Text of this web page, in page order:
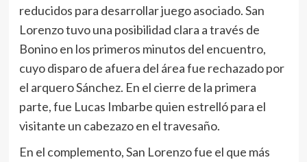
reducidos para desarrollar juego asociado. San
Lorenzo tuvo una posibilidad clara a través de
Bonino en los primeros minutos del encuentro,
cuyo disparo de afuera del área fue rechazado por
el arquero Sánchez. En el cierre de la primera
parte, fue Lucas Imbarbe quien estrelló para el
visitante un cabezazo en el travesaño.
En el complemento, San Lorenzo fue el que más